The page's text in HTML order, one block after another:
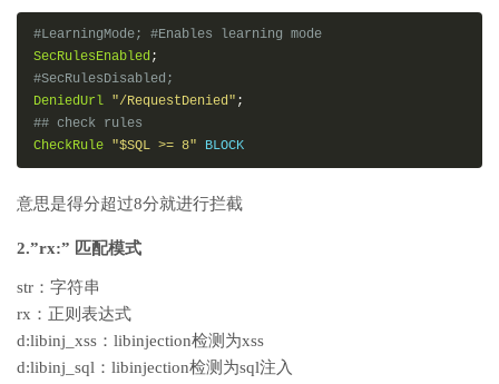
#LearningMode; #Enables learning mode
SecRulesEnabled ;
#SecRulesDisabled;
DeniedUrl "/RequestDenied" ;
## check rules
CheckRule "$SQL >= 8" BLOCK
意思是得分超过8分就进行拦截
2.”rx:” 匹配模式
str：字符串
rx：正则表达式
d:libinj_xss：libinjection检测为xss
d:libinj_sql：libinjection检测为sql注入